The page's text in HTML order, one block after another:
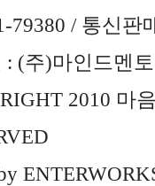
79380 / 통신판
(주)마인드멘토
2010 마